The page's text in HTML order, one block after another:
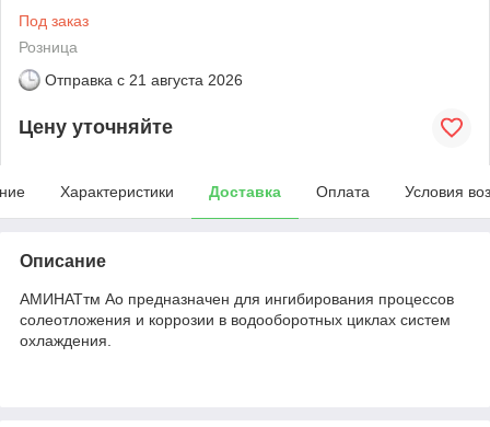
Под заказ
Розница
Отправка с 21 августа 2026
Цену уточняйте
Характеристики Доставка Оплата Условия
Описание
АМИНАТтм Ао предназначен для ингибирования процессов
солеотложения и коррозии в водооборотных циклах систем
охлаждения.